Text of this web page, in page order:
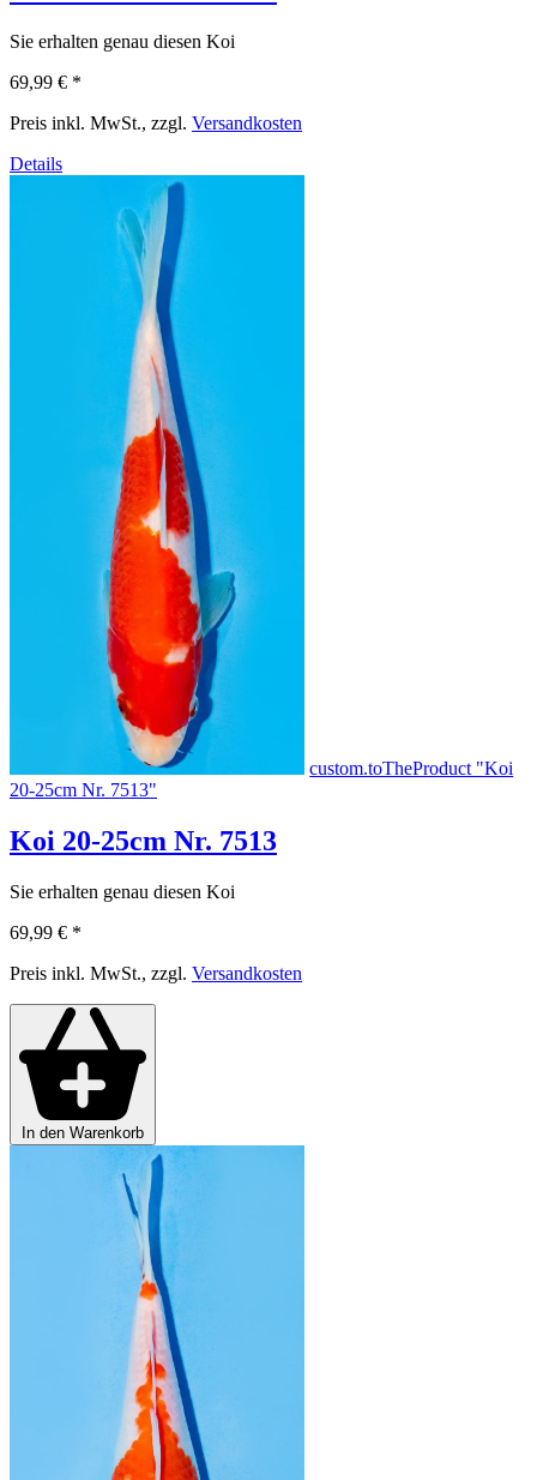
Sie erhalten genau diesen Koi
69,99 € *
Preis inkl. MwSt., zzgl. Versandkosten
Details
custom.toTheProduct "Koi
20-25cm Nr. 7513"
Koi 20-25cm Nr. 7513
Sie erhalten genau diesen Koi
69,99 € *
Preis inkl. MwSt., zzgl. Versandkosten
In den Warenkorb